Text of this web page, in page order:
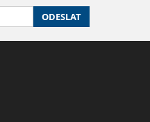
ODESLAT